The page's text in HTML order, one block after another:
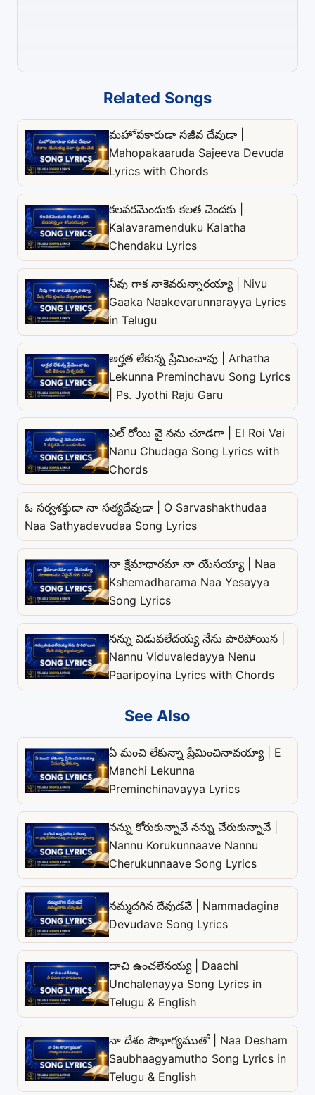
Related Songs
మహోపకారుడా సజీవ దేవుడా |
Mahopakaaruda Sajeeva Devuda
Lyrics with Chords
కలవరమెందుకు కలత చెందకు |
Kalavaramenduku Kalatha
Chendaku Lyrics
నీవు గాక నాకెవరున్నారయ్యా | Nivu
Gaaka Naakevarunnarayya Lyrics
in Telugu
అర్హత లేకున్న ప్రేమించావు | Arhatha
Lekunna Preminchavu Song Lyrics
| Ps. Jyothi Raju Garu
ఎల్ రోయి వై నను చూడగా | El Roi Vai
Nanu Chudaga Song Lyrics with
Chords
ఓ సర్వశక్తుడా నా సత్యదేవుడా | O Sarvashakthudaa
Naa Sathyadevudaa Song Lyrics
నా క్షేమాధారమా నా యేసయ్యా | Naa
Kshemadharama Naa Yesayya
Song Lyrics
నన్ను విడువలేదయ్య నేను పారిపోయిన |
Nannu Viduvaledayya Nenu
Paaripoyina Lyrics with Chords
See Also
ఏ మంచి లేకున్నా ప్రేమించినావయ్యా | E
Manchi Lekunna
Preminchinavayya Lyrics
నన్ను కోరుకున్నావే నన్ను చేరుకున్నావే |
Nannu Korukunnaave Nannu
Cherukunnaave Song Lyrics
నమ్మదగిన దేవుడవే | Nammadagina
Devudave Song Lyrics
దాచి ఉంచలేనయ్య | Daachi
Unchalenayya Song Lyrics in
Telugu & English
నా దేశం సౌభాగ్యముతో | Naa Desham
Saubhaagyamutho Song Lyrics in
Telugu & English